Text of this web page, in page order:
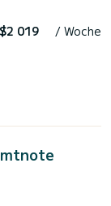
$2 019 / Woche